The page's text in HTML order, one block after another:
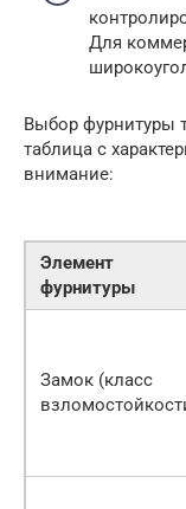
Для
Выбор фурнитуры
таблица с
внимание:
Элемент
фурнитуры
Замок (класс